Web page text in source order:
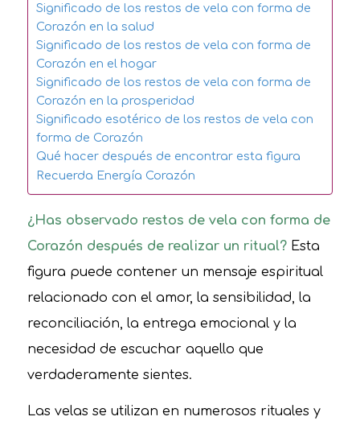
Significado de los restos de vela con forma de
Corazón en la salud
Significado de los restos de vela con forma de
Corazón en el hogar
Significado de los restos de vela con forma de
Corazón en la prosperidad
Significado esotérico de los restos de vela con
forma de Corazón
Qué hacer después de encontrar esta figura
Recuerda Energía Corazón
¿Has observado restos de vela con forma de
Corazón después de realizar un ritual?Esta
figura puede contener un mensaje espiritual
relacionado con el amor, la sensibilidad, la
reconciliación, la entrega emocional y la
necesidad de escuchar aquello que
verdaderamente sientes.
Las velas se utilizan en numerosos rituales y